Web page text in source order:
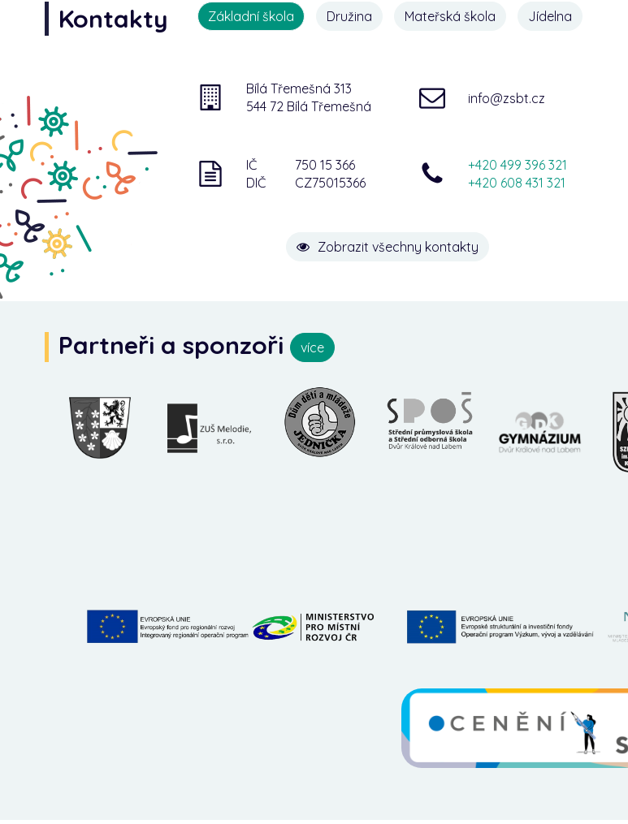
Kontakty Základní škola Družina Mateřská škola Jídelna
Bílá Třemešná 313
544 72 Bílá Třemešná
info@zsbt.cz
IČ
750 15 366
DIČ
CZ75015366
+420 499 396 321
+420 608 431 321
Zobrazit všechny kontakty
Partneři a sponzoři více